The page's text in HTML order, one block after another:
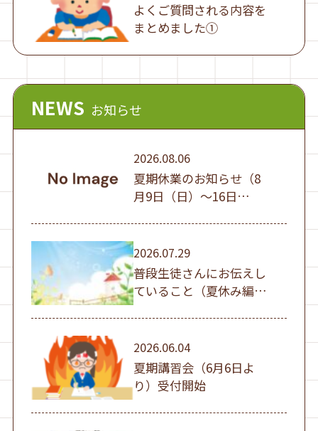
よくご質問される内容を
まとめました①
NEWS お知らせ
2026.08.06
夏期休業のお知らせ（8
月9日（日）～16日
2026.07.29
普段生徒さんにお伝えし
ていること（夏休み編
①）
2026.06.04
夏期講習会（6月6日よ
り）受付開始